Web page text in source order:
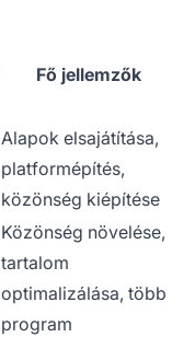
Fő jellemzők
Alapok elsajátítása,
platformépítés,
közönség kiépítése
Közönség növelése,
tartalom
optimalizálása, több
program